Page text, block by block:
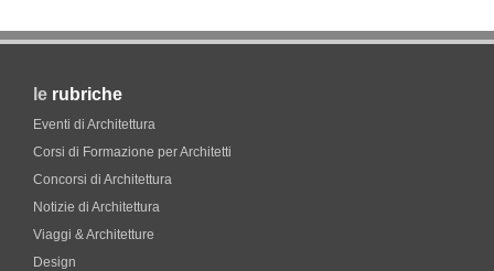
le rubriche
Eventi di Architettura
Corsi di Formazione per Architetti
Concorsi di Architettura
Notizie di Architettura
Viaggi & Architetture
Design